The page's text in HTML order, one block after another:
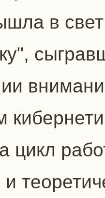
в
цикл